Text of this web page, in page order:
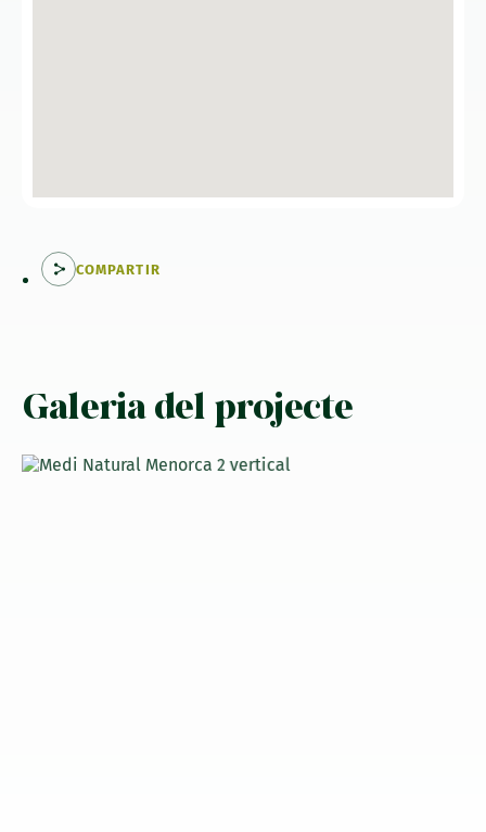
COMPARTIR
Galeria del projecte